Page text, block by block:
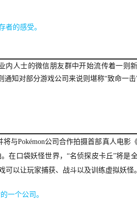
者的感受。
内人士的微信朋友群中开始流传着一则
知对部分游戏公司来说则堪称“致命一击”
与Pokémon公司合作拍摄首部真人电影
在口袋妖怪世界，“名侦探皮卡丘”将是
可以让玩家捕获、战斗以及训练虚拟妖怪。
一个公司。